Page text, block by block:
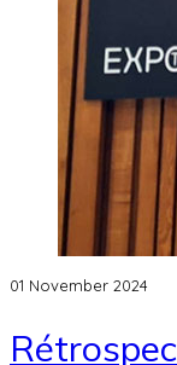
01 November 2024